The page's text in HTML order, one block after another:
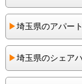
▶︎埼玉県のアパー
▶︎埼玉県のシェア